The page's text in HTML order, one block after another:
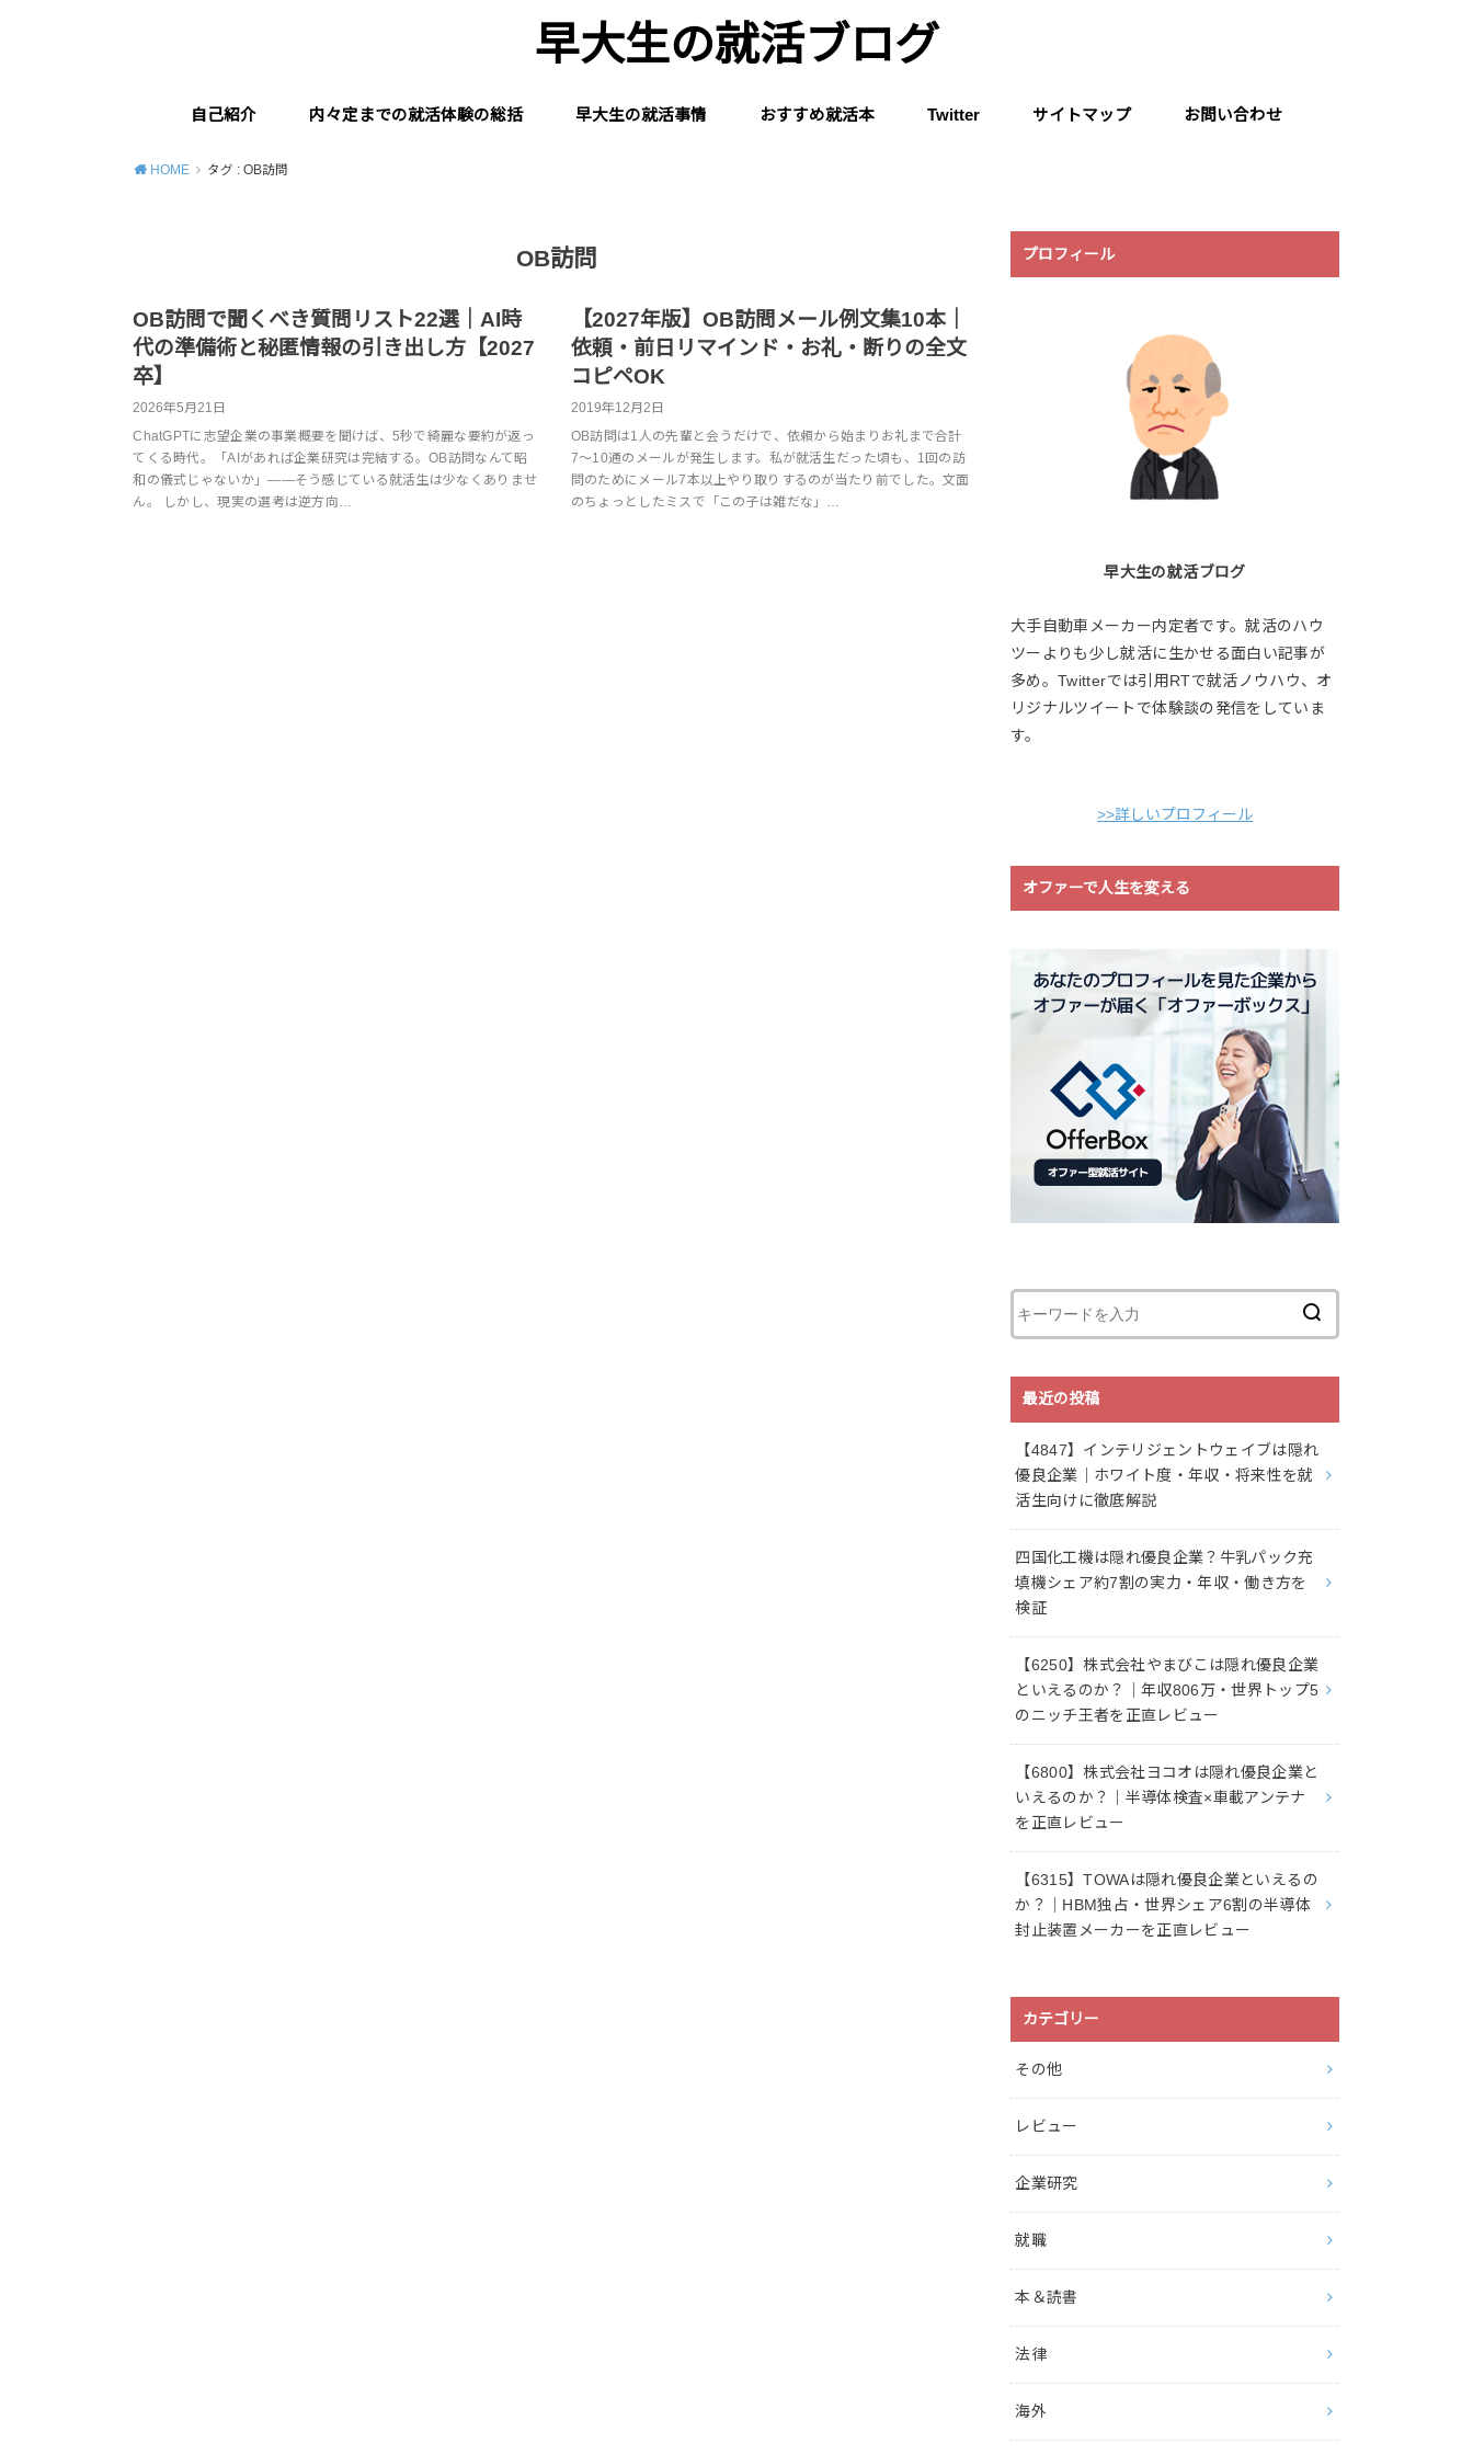
早大生の就活ブログ
自己紹介 内々定までの就活体験の総括 早大生の就活事情 おすすめ就活本 Twitter サイトマップ お問い合わせ
HOME タグ : OB訪問
OB訪問
OB訪問で聞くべき質問リスト22選｜AI時
代の準備術と秘匿情報の引き出し方【2027
卒】
2026年5月21日
ChatGPTに志望企業の事業概要を聞けば、5秒で綺麗な要約が返っ
てくる時代。「AIがあれば企業研究は完結する。OB訪問なんて昭
和の儀式じゃないか」——そう感じている就活生は少なくありませ
ん。 しかし、現実の選考は逆方向…
【2027年版】OB訪問メール例文集10本｜
依頼・前日リマインド・お礼・断りの全文
コピペOK
2019年12月2日
OB訪問は1人の先輩と会うだけで、依頼から始まりお礼まで合計
7〜10通のメールが発生します。私が就活生だった頃も、1回の訪
問のためにメール7本以上やり取りするのが当たり前でした。文面
のちょっとしたミスで「この子は雑だな」…
プロフィール
早大生の就活ブログ
大手自動車メーカー内定者です。就活のハウ
ツーよりも少し就活に生かせる面白い記事が
多め。Twitterでは引用RTで就活ノウハウ、オ
リジナルツイートで体験談の発信をしていま
す。
>>詳しいプロフィール
オファーで人生を変える
最近の投稿
【4847】インテリジェントウェイブは隠れ
優良企業｜ホワイト度・年収・将来性を就
活生向けに徹底解説
四国化工機は隠れ優良企業？牛乳パック充
填機シェア約7割の実力・年収・働き方を
検証
【6250】株式会社やまびこは隠れ優良企業
といえるのか？｜年収806万・世界トップ5
のニッチ王者を正直レビュー
【6800】株式会社ヨコオは隠れ優良企業と
いえるのか？｜半導体検査×車載アンテナ
を正直レビュー
【6315】TOWAは隠れ優良企業といえるの
か？｜HBM独占・世界シェア6割の半導体
封止装置メーカーを正直レビュー
カテゴリー
その他
レビュー
企業研究
就職
本＆読書
法律
海外